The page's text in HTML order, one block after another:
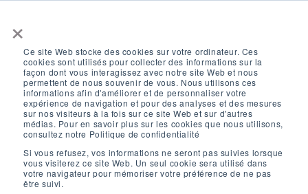
×
Ce site Web stocke des cookies sur votre ordinateur. Ces
cookies sont utilisés pour collecter des informations sur la
façon dont vous interagissez avec notre site Web et nous
permettent de nous souvenir de vous. Nous utilisons ces
informations afin d'améliorer et de personnaliser votre
expérience de navigation et pour des analyses et des mesures
sur nos visiteurs à la fois sur ce site Web et sur d'autres
médias. Pour en savoir plus sur les cookies que nous utilisons,
consultez notre Politique de confidentialité
Si vous refusez, vos informations ne seront pas suivies lorsque
vous visiterez ce site Web. Un seul cookie sera utilisé dans
votre navigateur pour mémoriser votre préférence de ne pas
être suivi.